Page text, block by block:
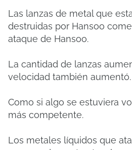
Las lanzas de metal que
destruidas por Hansoo
ataque de Hansoo.
La cantidad de lanzas
velocidad también aumentó.
Como si algo se estuviera
más competente.
Los metales líquidos que